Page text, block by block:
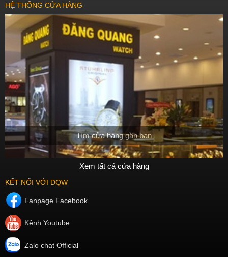
HỆ THỐNG CỬA HÀNG
Tìm cửa hàng gần bạn
Xem tất cả cửa hàng
KẾT NỐI VỚI DQW
Fanpage Facebook
Kênh Youtube
Zalo chat Official